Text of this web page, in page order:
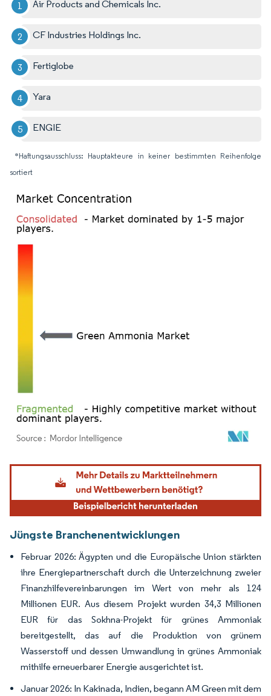
Air Products and Chemicals Inc.
CF Industries Holdings Inc.
Fertiglobe
Yara
ENGIE
*Haftungsausschluss: Hauptakteure in keiner bestimmten Reihenfolge
sortiert
Bild © Mordor Intelligence. Wiederverwendung erfordert Namensnennung gemäß
Jüngste Branchenentwicklungen
Februar 2026: Ägypten und die Europäische Union stärkten
ihre Energiepartnerschaft durch die Unterzeichnung zweier
Finanzhilfevereinbarungen im Wert von mehr als 124
Millionen EUR. Aus diesem Projekt wurden 34,3 Millionen
EUR für das Sokhna-Projekt für grünes Ammoniak
bereitgestellt, das auf die Produktion von grünem
Wasserstoff und dessen Umwandlung in grünes Ammoniak
mithilfe erneuerbarer Energie ausgerichtet ist.
Januar 2026: In Kakinada, Indien, begann AM Green mit dem